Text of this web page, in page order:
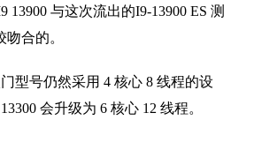
13900 与这次流出的I9-13900 ES 测
合的。
型号仍然采用 4 核心 8 线程的设
会升级为 6 核心 12 线程。